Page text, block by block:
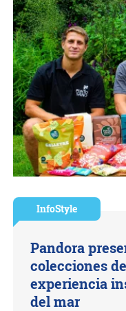
InfoStyle
Pandora
colecciones
experiencia
del mar